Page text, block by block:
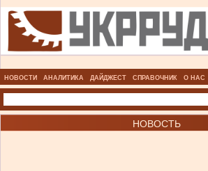
НОВОСТИ АНАЛИТИКА ДАЙДЖЕСТ СПРАВОЧНИК О НАС
НОВОСТЬ